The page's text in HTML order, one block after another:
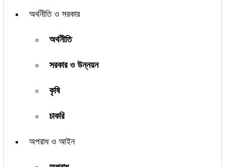
অর্থনীতি ও সরকার
অর্থনীতি
সরকার ও উন্নয়ন
কৃষি
চাকরি
অপরাধ ও আইন